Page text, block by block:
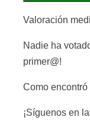
Valoración
Nadie ha
primer@!
Como encontró
¡Síguenos en